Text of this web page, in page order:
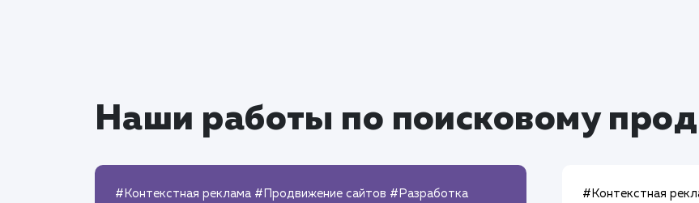
Наши работы по поисковому
#Контекстная реклама #Продвижение сайтов #Разработка
#Контекстная